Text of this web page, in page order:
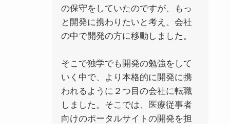
の保守をしていたのですが、もっ
と開発に携わりたいと考え、会社
の中で開発の方に移動しました。
そこで独学でも開発の勉強をして
いく中で、より本格的に開発に携
われるように２つ目の会社に転職
しました。そこでは、医療従事者
向けのポータルサイトの開発を担